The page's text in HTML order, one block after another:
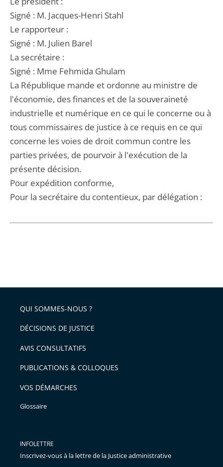
Signé : M. Jacques-Henri Stahl
Le rapporteur :
Signé : M. Julien Barel
La secrétaire :
Signé : Mme Fehmida Ghulam
La République mande et ordonne au ministre de
l'économie, des finances et de la souveraineté
industrielle et numérique en ce qui le concerne ou à
tous commissaires de justice à ce requis en ce qui
concerne les voies de droit commun contre les
parties privées, de pourvoir à l'exécution de la
présente décision.
Pour expédition conforme,
Pour la secrétaire du contentieux, par délégation :
QUI SOMMES-NOUS ?
DÉCISIONS DE JUSTICE
AVIS CONSULTATIFS
PUBLICATIONS & COLLOQUES
VOS DÉMARCHES
Glossaire
INFOLETTRE
Inscrivez-vous à la lettre de la Justice administrative